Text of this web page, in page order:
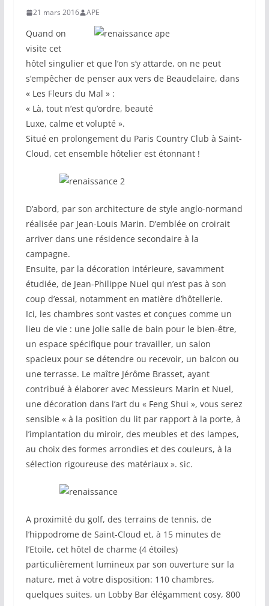
21 mars 2016 APE
Quand on
visite cet
hôtel singulier et que l’on s’y attarde, on ne peut
s’empêcher de penser aux vers de Beaudelaire, dans
« Les Fleurs du Mal » :
« Là, tout n’est qu’ordre, beauté
Luxe, calme et volupté ».
Situé en prolongement du Paris Country Club à Saint-
Cloud, cet ensemble hôtelier est étonnant !
D’abord, par son architecture de style anglo-normand
réalisée par Jean-Louis Marin. D’emblée on croirait
arriver dans une résidence secondaire à la
campagne.
Ensuite, par la décoration intérieure, savamment
étudiée, de Jean-Philippe Nuel qui n’est pas à son
coup d’essai, notamment en matière d’hôtellerie.
Ici, les chambres sont vastes et conçues comme un
lieu de vie : une jolie salle de bain pour le bien-être,
un espace spécifique pour travailler, un salon
spacieux pour se détendre ou recevoir, un balcon ou
une terrasse. Le maître Jérôme Brasset, ayant
contribué à élaborer avec Messieurs Marin et Nuel,
une décoration dans l’art du « Feng Shui », vous serez
sensible « à la position du lit par rapport à la porte, à
l’implantation du miroir, des meubles et des lampes,
au choix des formes arrondies et des couleurs, à la
sélection rigoureuse des matériaux ». sic.
A proximité du golf, des terrains de tennis, de
l’hippodrome de Saint-Cloud et, à 15 minutes de
l’Etoile, cet hôtel de charme (4 étoiles)
particulièrement lumineux par son ouverture sur la
nature, met à votre disposition: 110 chambres,
quelques suites, un Lobby Bar élégamment cosy, 800